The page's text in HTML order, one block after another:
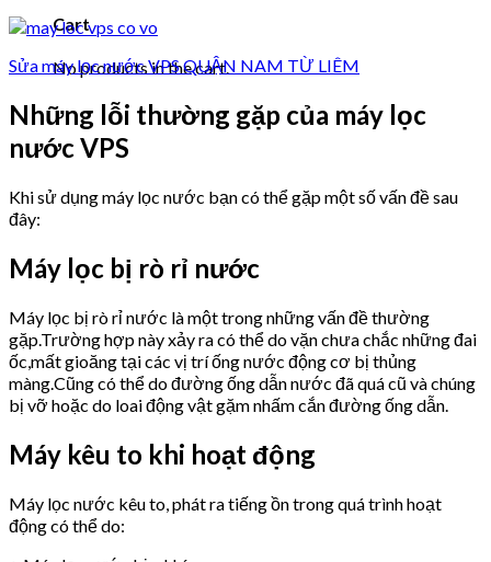
Cart
No products in the cart.
Sửa máy lọc nước VPS QUẬN NAM TỪ LIÊM
Những lỗi thường gặp của máy lọc
nước VPS
Khi sử dụng máy lọc nước bạn có thể gặp một số vấn đề sau
đây:
Máy lọc bị rò rỉ nước
Máy lọc bị rò rỉ nước là một trong những vấn đề thường
gặp.Trường hợp này xảy ra có thể do vặn chưa chắc những đai
ốc,mất gioăng tại các vị trí ống nước động cơ bị thủng
màng.Cũng có thể do đường ống dẫn nước đã quá cũ và chúng
bị vỡ hoặc do loai động vật gặm nhấm cắn đường ống dẫn.
Máy kêu to khi hoạt động
Máy lọc nước kêu to, phát ra tiếng ồn trong quá trình hoạt
động có thể do: